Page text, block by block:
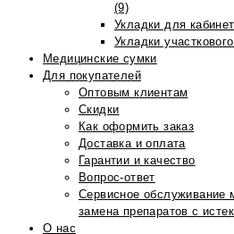
(9)
Укладки для
Укладки
Медицинские сумки
Для покупателей
Оптовым клиентам
Скидки
Как оформить заказ
Доставка и оплата
Гарантии и качество
Вопрос-ответ
Сервисное обслуживание
замена препаратов с
О нас